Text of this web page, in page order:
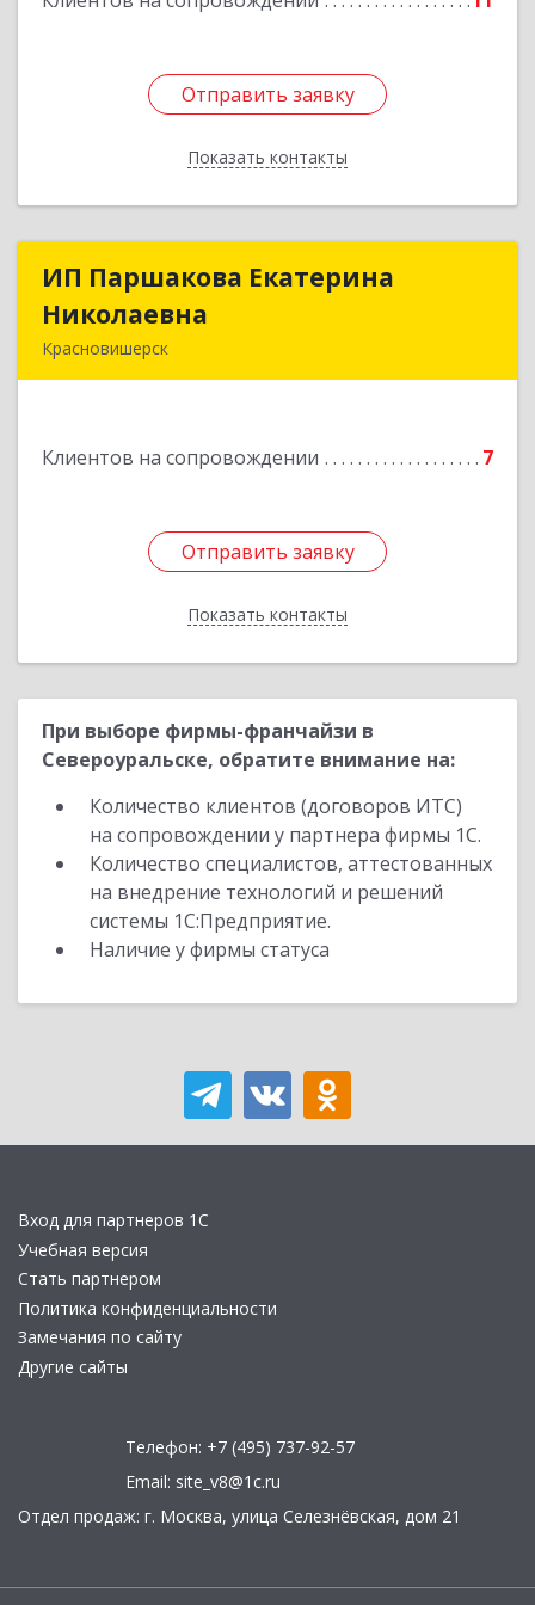
Отправить заявку
Показать контакты
Отправить заявку
Назад
ИП Паршакова Екатерина
Николаевна
Красновишерск
Клиентов на сопровождении 7
Отправить заявку
Показать контакты
ИП Паршакова Екатерина
Подробнее
Отправить заявку
Назад
При выборе фирмы-франчайзи в
Североуральске, обратите внимание на:
Количество клиентов (договоров ИТС)
на сопровождении у партнера фирмы 1С.
Количество специалистов, аттестованных
на внедрение технологий и решений
системы 1С:Предприятие.
Наличие у фирмы статуса
Вход для партнеров 1С
Учебная версия
Стать партнером
Политика конфиденциальности
Замечания по сайту
Другие сайты
Телефон: +7 (495) 737-92-57
Email: site_v8@1c.ru
Отдел продаж: г. Москва, улица Селезнёвская, дом 21